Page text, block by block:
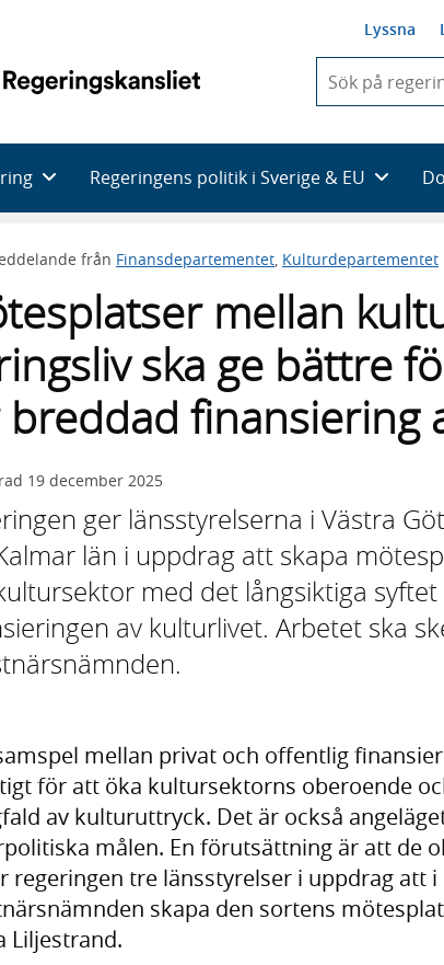
Lyssna
du
skriva
framträder
en
med
Regeringens politik i Sverige & EU
från Finansdepartementet Kulturdepartementet
mellan
ska ge bättre
finansiering
19 december 2025
ger länsstyrelserna i Västra
län i uppdrag att skapa
med det långsiktiga
av kulturlivet. Arbetet ska
mellan privat och offentlig
för att öka kultursektorns oberoende
av kulturuttryck. Det är också
målen. En förutsättning är att de
regeringen tre länsstyrelser i uppdrag att
skapa den sortens
Liljestrand.